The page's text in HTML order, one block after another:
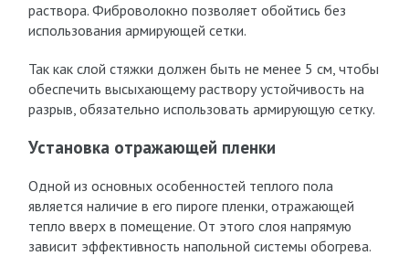
раствора. Фиброволокно позволяет обойтись без
использования армирующей сетки.
Так как слой стяжки должен быть не менее 5 см, чтобы
обеспечить высыхающему раствору устойчивость на
разрыв, обязательно использовать армирующую сетку.
Установка отражающей пленки
Одной из основных особенностей теплого пола
является наличие в его пироге пленки, отражающей
тепло вверх в помещение. От этого слоя напрямую
зависит эффективность напольной системы обогрева.